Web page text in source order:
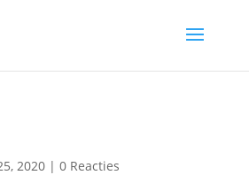
2020| 0 Reacties